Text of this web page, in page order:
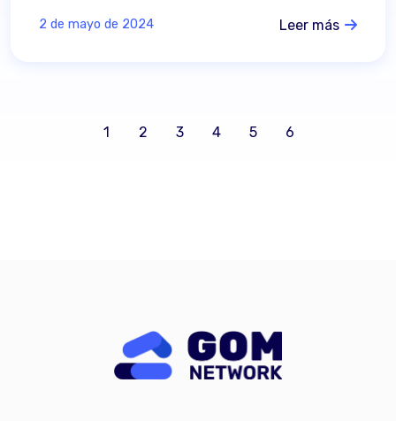
2 de mayo de 2024 Leer más
1 2 3 4 5 6